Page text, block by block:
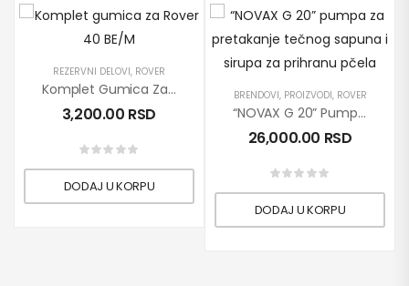
REZERVNI DELOVI, ROVER
Komplet Gumica Za Rover 40 BE/M
3,200.00 RSD
DODAJ U KORPU
BRENDOVI, PROIZVODI, ROVER
“NOVAX G 20” Pumpa Za Pretakanje Tečnog Sapuna I Sirupa Za Prihranu Pčela
26,000.00 RSD
DODAJ U KORPU